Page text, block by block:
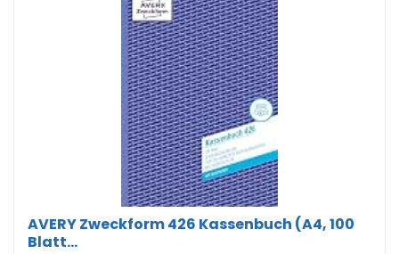
AVERY Zweckform 426 Kassenbuch (A4, 100
Blatt...